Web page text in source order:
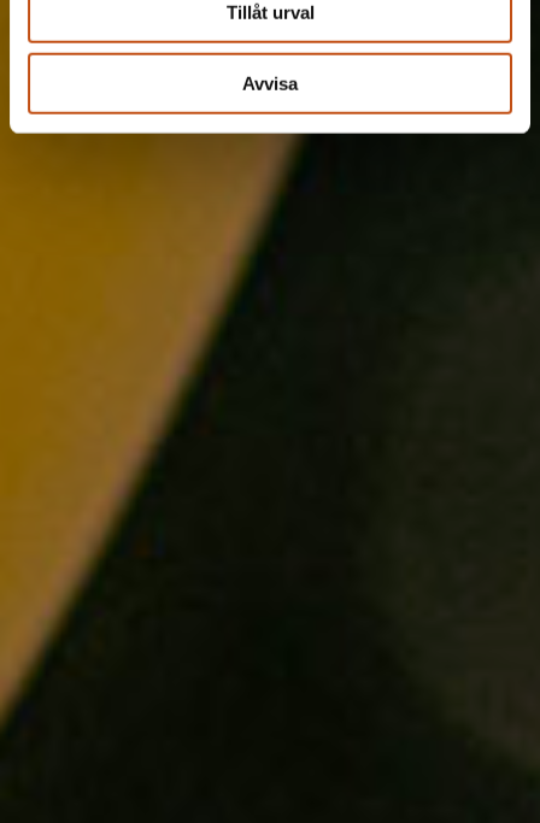
Tillåt urval
Avvisa